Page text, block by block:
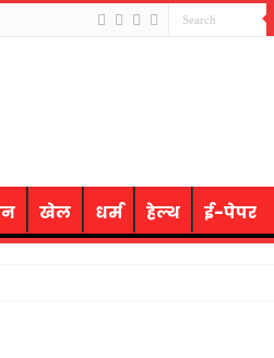
खेल धर्म हेल्थ ई-पेपर